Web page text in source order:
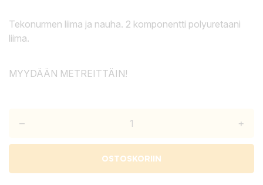
Tekonurmen liima ja nauha. 2 komponentti polyuretaani
liima.
MYYDÄÄN METREITTÄIN!
– +
OSTOSKORIIN